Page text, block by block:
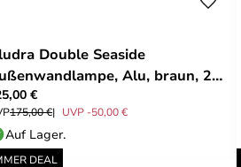
Double Seaside
Alu, braun, 2-
€
175,00 € UVP -50,00 €
Auf Lager.
DEAL